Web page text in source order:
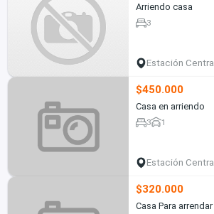
Arriendo casa
3
Estación Central
$450.000
Casa en arriendo
3 1
Estación Central
$320.000
Casa Para arrendar